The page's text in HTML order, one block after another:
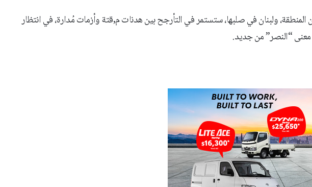
ولبنان في صلبها، ستستمر في التأرجح بين هدنات م,قتة وأزمات مُدارة، في انتظار
معنى “النصر” من جديد.